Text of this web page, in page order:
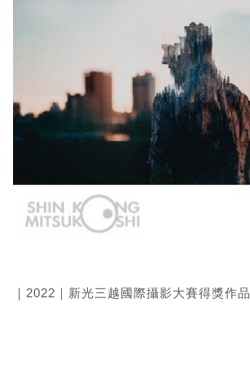
｜2022｜新光三越國際攝影大賽得獎作品